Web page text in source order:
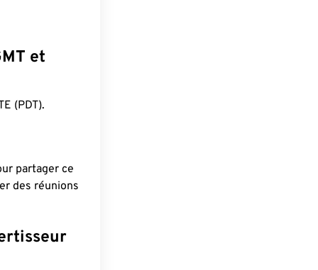
et
(PDT).
partager ce
des réunions